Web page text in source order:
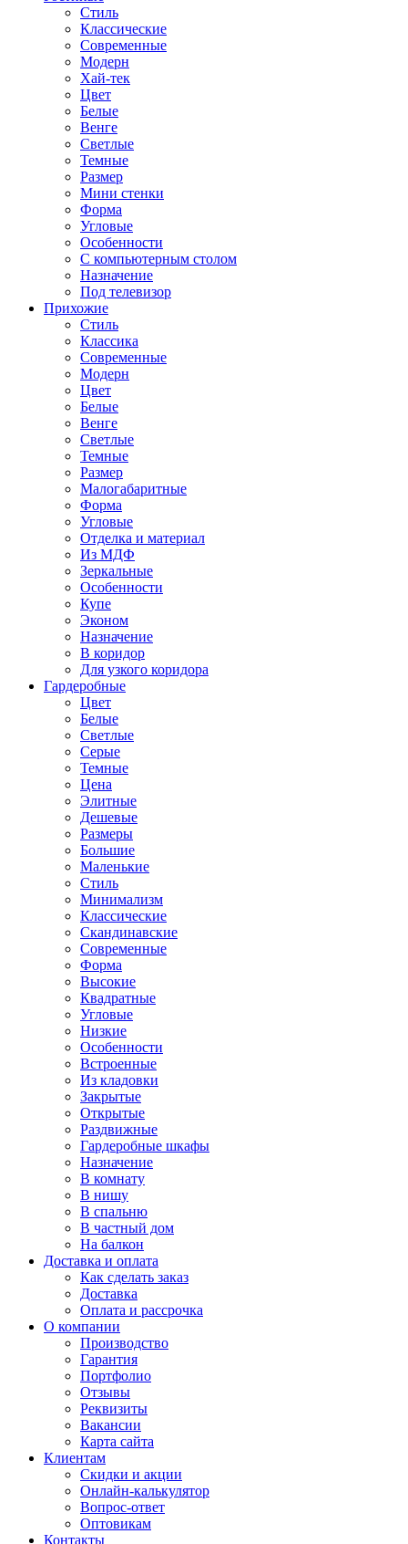
Стиль
Классические
Современные
Модерн
Хай-тек
Цвет
Белые
Венге
Светлые
Темные
Размер
Мини стенки
Форма
Угловые
Особенности
С компьютерным столом
Назначение
Под телевизор
Прихожие
Стиль
Классика
Современные
Модерн
Цвет
Белые
Венге
Светлые
Темные
Размер
Малогабаритные
Форма
Угловые
Отделка и материал
Из МДФ
Зеркальные
Особенности
Купе
Эконом
Назначение
В коридор
Для узкого коридора
Гардеробные
Цвет
Белые
Светлые
Серые
Темные
Цена
Элитные
Дешевые
Размеры
Большие
Маленькие
Стиль
Минимализм
Классические
Скандинавские
Современные
Форма
Высокие
Квадратные
Угловые
Низкие
Особенности
Встроенные
Из кладовки
Закрытые
Открытые
Раздвижные
Гардеробные шкафы
Назначение
В комнату
В нишу
В спальню
В частный дом
На балкон
Доставка и оплата
Как сделать заказ
Доставка
Оплата и рассрочка
О компании
Производство
Гарантия
Портфолио
Отзывы
Реквизиты
Вакансии
Карта сайта
Клиентам
Скидки и акции
Онлайн-калькулятор
Вопрос-ответ
Оптовикам
Контакты